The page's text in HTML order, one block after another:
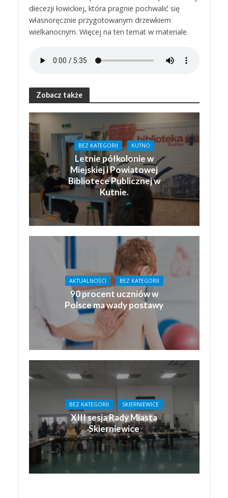
diecezji łowickiej, która pragnie pochwalić się
własnoręcznie przygotowanym drzewkiem
wielkanocnym. Więcej na ten temat w materiale.
Zobacz także
BEZ KATEGORII KUTNO
Letnie półkolonie w
Miejskiej i Powiatowej
Bibliotece Publicznej w
Kutnie.
AKTUALNOŚCI BEZ KATEGORII
90 procent uczniów w
Polsce ma wady postawy
BEZ KATEGORII SKIERNIEWICE
XIII sesja Rady Miasta
Skierniewice